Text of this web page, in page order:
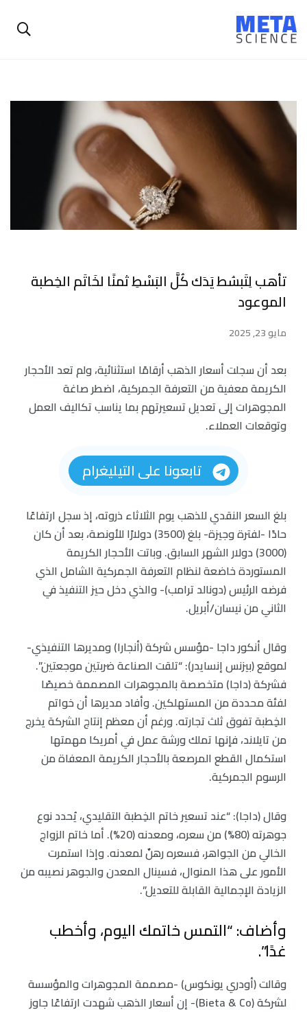
تأهب لِتَبسُط يَدَك كُلَّ البَسْطِ ثمنًا لخَاتَم الخِطبة
الموعود
مايو 23, 2025
بعد أن سجلت أسعار الذهب أرقامًا استثنائية، ولم تعد الأحجار
الكريمة معفية من التعرفة الجمركية، اضطر صاغة
المجوهرات إلى تعديل تسعيرتهم بما يناسب تكاليف العمل
وتوقعات العملاء.
تابعونا على التيليغرام
بلغ السعر النقدي للذهب يوم الثلاثاء ذروته، إذ سجل ارتفاعًا
حادًا -لفترة وجيزة- بلغ (3500) دولارًا للأونصة، بعد أن كان
(3000) دولار الشهر السابق. وباتت الأحجار الكريمة
المستوردة خاضعة لنظام التعرفة الجمركية الشامل الذي
فرضه الرئيس (دونالد ترامب)- والذي دخل حيز التنفيذ في
الثاني من نيسان/أبريل.
وقال أنكور داجا -مؤسس شركة (أنجارا) ومديرها التنفيذي-
لموقع (بيزنس إنسايدر): “تلقت الصناعة ضربتين موجعتين”.
فشركة (داجا) متخصصة بالمجوهرات المصممة خصيصًا
لفئة محددة من المستهلكين. وأفاد مديرها أن خواتم
الخِطبة تفوق ثلث تجارته. ورغم أن معظم إنتاج الشركة يخرج
من تايلاند، فإنها تملك ورشة عمل في أمريكا مهمتها
استكمال القطع المرصعة بالأحجار الكريمة المعفاة من
الرسوم الجمركية.
وقال (داجا): “عند تسعير خاتم الخِطبة التقليدي، يُحدد نوع
جوهرته (80%) من سعره، ومعدنه (20%). أما خاتم الزواج
الخالي من الجواهر، فسعره رهنٌ لمعدنه. وإذا استمرت
الأمور على هذا المنوال، فسينال المعدن والجوهر نصيبه من
الزيادة الإجمالية القابلة للتعديل”.
وأضاف: “التمس خاتمك اليوم، وأخطب
غدًا”.
وقالت (أودري يونكوس) -مصممة المجوهرات والمؤسسة
لشركة (Bieta & Co)- إن أسعار الذهب شهدت ارتفاعًا جاوز